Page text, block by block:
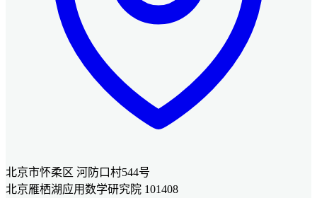
北京市怀柔区 河防口村544号
北京雁栖湖应用数学研究院 101408